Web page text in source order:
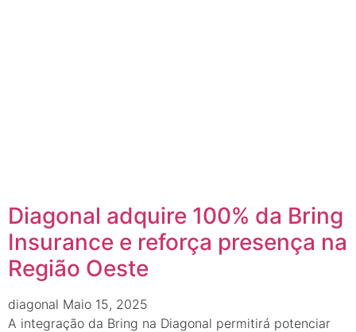
Diagonal adquire 100% da Bring
Insurance e reforça presença na
Região Oeste
diagonal Maio 15, 2025
A integração da Bring na Diagonal permitirá potenciar